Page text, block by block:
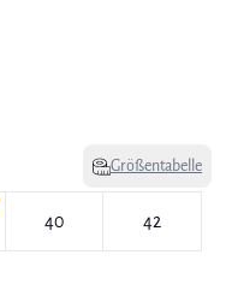
Größentabelle
40 42